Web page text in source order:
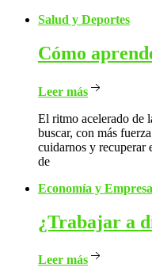
Salud y Deportes
Cómo
Leer más
El ritmo acelerado de
buscar, con más
cuidarnos y recuperar
de
Economía y
¿Trabajar a
Leer más